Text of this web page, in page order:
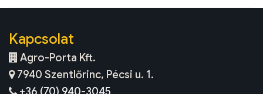
Kapcsolat
Agro-Porta Kft.
7940 Szentlőrinc, Pécsi u. 1.